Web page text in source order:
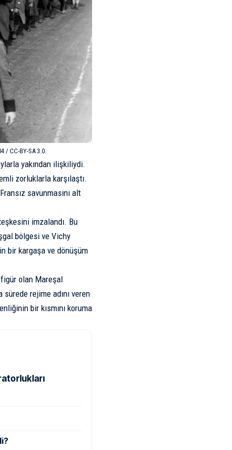
/ CC-BY-SA 3.0.
yakından ilişkiliydi.
zorluklarla karşılaştı.
savunmasını alt
imzalandı. Bu
bölgesi ve Vichy
bir kargaşa ve dönüşüm
figür olan Mareşal
rejime adını veren
bir kısmını koruma